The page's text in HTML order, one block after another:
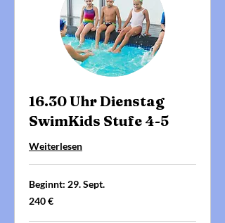
16.30 Uhr Dienstag
SwimKids Stufe 4-5
Weiterlesen
Beginnt: 29. Sept.
240
Euro
240 €